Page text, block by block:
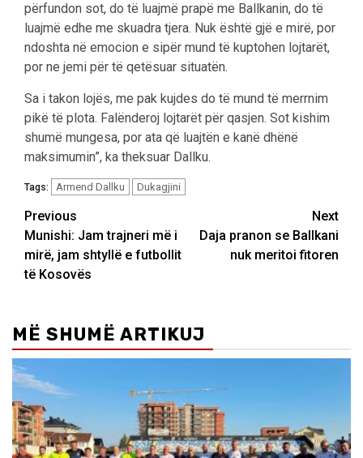
përfundon sot, do të luajmë prapë me Ballkanin, do të
luajmë edhe me skuadra tjera. Nuk është gjë e mirë, por
ndoshta në emocion e sipër mund të kuptohen lojtarët,
por ne jemi për të qetësuar situatën.
Sa i takon lojës, me pak kujdes do të mund të merrnim
pikë të plota. Falënderoj lojtarët për qasjen. Sot kishim
shumë mungesa, por ata që luajtën e kanë dhënë
maksimumin”, ka theksuar Dallku.
Tags: Armend Dallku Dukagjini
Post
navigation
Previous
Munishi: Jam trajneri më i
mirë, jam shtyllë e futbollit
të Kosovës
Next
Daja pranon se Ballkani
nuk meritoi fitoren
MË SHUMË ARTIKUJ